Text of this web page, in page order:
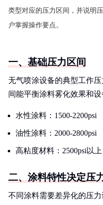
类型对应的压力区间，并说明
户掌握操作要点。
一、基础压力区间
无气喷涂设备的典型工作压
间能平衡涂料雾化效果和设
水性涂料：1500-2200psi
油性涂料：2000-2800psi
高粘度材料：2500psi以上
二、涂料特性决定压
不同涂料需要差异化的压力